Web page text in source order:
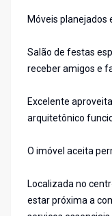
Móveis planejados
Salão de festas
receber amigos e
Excelente
arquitetônico
O imóvel aceita
Localizada no
estar próxima a